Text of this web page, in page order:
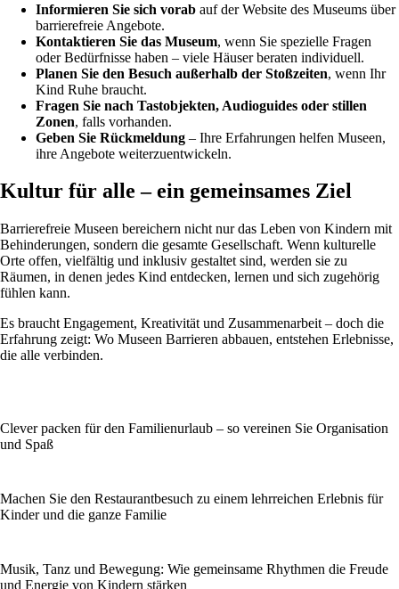
Informieren Sie sich vorab auf der Website des Museums über
barrierefreie Angebote.
Kontaktieren Sie das Museum, wenn Sie spezielle Fragen
oder Bedürfnisse haben – viele Häuser beraten individuell.
Planen Sie den Besuch außerhalb der Stoßzeiten, wenn Ihr
Kind Ruhe braucht.
Fragen Sie nach Tastobjekten, Audioguides oder stillen
Zonen, falls vorhanden.
Geben Sie Rückmeldung – Ihre Erfahrungen helfen Museen,
ihre Angebote weiterzuentwickeln.
Kultur für alle – ein gemeinsames Ziel
Barrierefreie Museen bereichern nicht nur das Leben von Kindern mit
Behinderungen, sondern die gesamte Gesellschaft. Wenn kulturelle
Orte offen, vielfältig und inklusiv gestaltet sind, werden sie zu
Räumen, in denen jedes Kind entdecken, lernen und sich zugehörig
fühlen kann.
Es braucht Engagement, Kreativität und Zusammenarbeit – doch die
Erfahrung zeigt: Wo Museen Barrieren abbauen, entstehen Erlebnisse,
die alle verbinden.
Clever packen für den Familienurlaub – so vereinen Sie Organisation
und Spaß
Machen Sie den Restaurantbesuch zu einem lehrreichen Erlebnis für
Kinder und die ganze Familie
Musik, Tanz und Bewegung: Wie gemeinsame Rhythmen die Freude
und Energie von Kindern stärken